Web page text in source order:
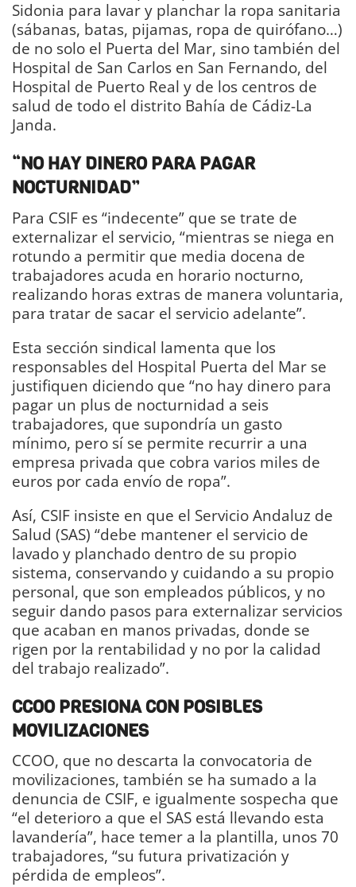
Sidonia para lavar y planchar la ropa sanitaria
(sábanas, batas, pijamas, ropa de quirófano…)
de no solo el Puerta del Mar, sino también del
Hospital de San Carlos en San Fernando, del
Hospital de Puerto Real y de los centros de
salud de todo el distrito Bahía de Cádiz-La
Janda.
“NO HAY DINERO PARA PAGAR
NOCTURNIDAD”
Para CSIF es “indecente” que se trate de
externalizar el servicio, “mientras se niega en
rotundo a permitir que media docena de
trabajadores acuda en horario nocturno,
realizando horas extras de manera voluntaria,
para tratar de sacar el servicio adelante”.
Esta sección sindical lamenta que los
responsables del Hospital Puerta del Mar se
justifiquen diciendo que “no hay dinero para
pagar un plus de nocturnidad a seis
trabajadores, que supondría un gasto
mínimo, pero sí se permite recurrir a una
empresa privada que cobra varios miles de
euros por cada envío de ropa”.
Así, CSIF insiste en que el Servicio Andaluz de
Salud (SAS) “debe mantener el servicio de
lavado y planchado dentro de su propio
sistema, conservando y cuidando a su propio
personal, que son empleados públicos, y no
seguir dando pasos para externalizar servicios
que acaban en manos privadas, donde se
rigen por la rentabilidad y no por la calidad
del trabajo realizado”.
CCOO PRESIONA CON POSIBLES
MOVILIZACIONES
CCOO, que no descarta la convocatoria de
movilizaciones, también se ha sumado a la
denuncia de CSIF, e igualmente sospecha que
“el deterioro a que el SAS está llevando esta
lavandería”, hace temer a la plantilla, unos 70
trabajadores, “su futura privatización y
pérdida de empleos”.